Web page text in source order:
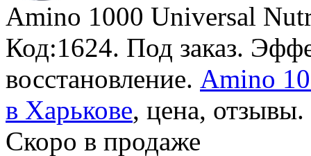
Amino 1000 Universal
Код:1624. Под заказ.
восстановление. Amino
в Харькове, цена, отзывы.
Скоро в продаже